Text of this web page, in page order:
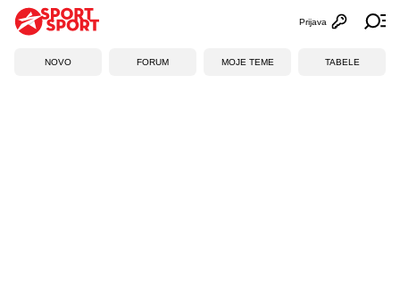
Otvori
Prijava
NOVO FORUM MOJE TEME TABELE